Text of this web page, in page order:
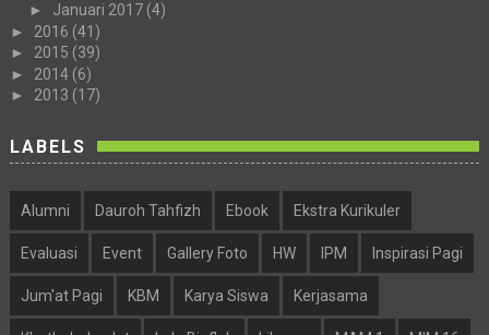
► Januari 2017 (4)
► 2016 (41)
► 2015 (39)
► 2014 (6)
► 2013 (17)
LABELS
Alumni Dauroh Tahfizh Ebook Ekstra Kurikuler
Evaluasi Event Gallery Foto HW IPM Inspirasi Pagi
Jum'at Pagi KBM Karya Siswa Kerjasama